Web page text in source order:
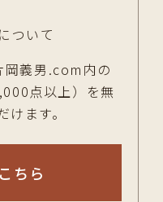
について
岡義男.com内の
点以上）を無
ます。
ちら